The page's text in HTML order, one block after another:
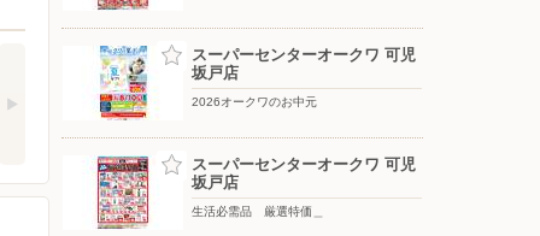
スーパーセンターオークワ 可児
坂戸店
2026オークワのお中元
スーパーセンターオークワ 可児
坂戸店
生活必需品 厳選特価＿